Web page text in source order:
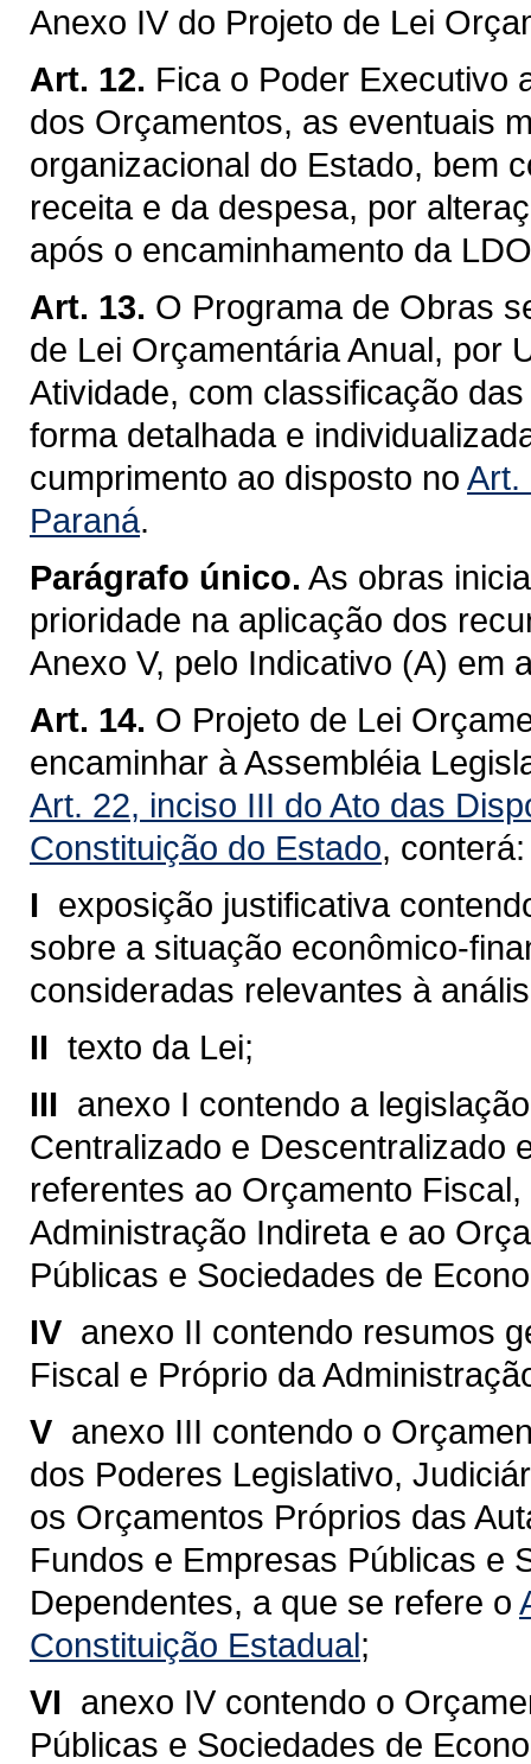
Anexo IV do Projeto de Lei
Art. 12. Fica o Poder Executivo
dos Orçamentos, as eventuais
organizacional do Estado, bem
receita e da despesa, por
após o encaminhamento da
Art. 13. O Programa de Obras
de Lei Orçamentária Anual, por
Atividade, com classificação
forma detalhada e
cumprimento ao disposto no Art.
Paraná.
Parágrafo único. As obras
prioridade na aplicação dos
Anexo V, pelo Indicativo (A) em
Art. 14. O Projeto de Lei
encaminhar à Assembléia
Art. 22, inciso III do Ato das
Constituição do Estado, conterá:
I  exposição justificativa
sobre a situação econômico-
consideradas relevantes à
II  texto da Lei;
III  anexo I contendo a
Centralizado e Descentralizado
referentes ao Orçamento
Administração Indireta e ao
Públicas e Sociedades de
IV  anexo II contendo resumos
Fiscal e Próprio da
V  anexo III contendo o
dos Poderes Legislativo,
os Orçamentos Próprios das
Fundos e Empresas Públicas e
Dependentes, a que se refere o
Constituição Estadual;
VI  anexo IV contendo o
Públicas e Sociedades de